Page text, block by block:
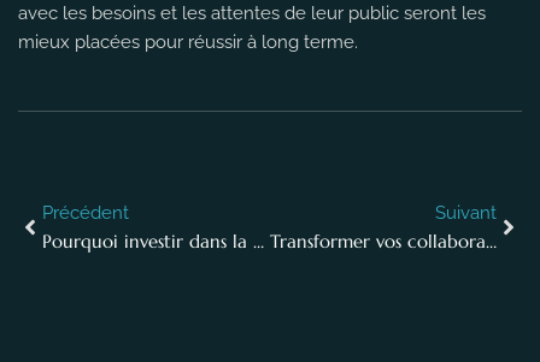
avec les besoins et les attentes de leur public seront les
mieux placées pour réussir à long terme.
Précédent
Pourquoi investir dans la photographie de bureau moderne pour votre entreprise
Suivant
Transformer vos collaborateurs en ambassadeurs de l’entreprise grâce à la photographie.